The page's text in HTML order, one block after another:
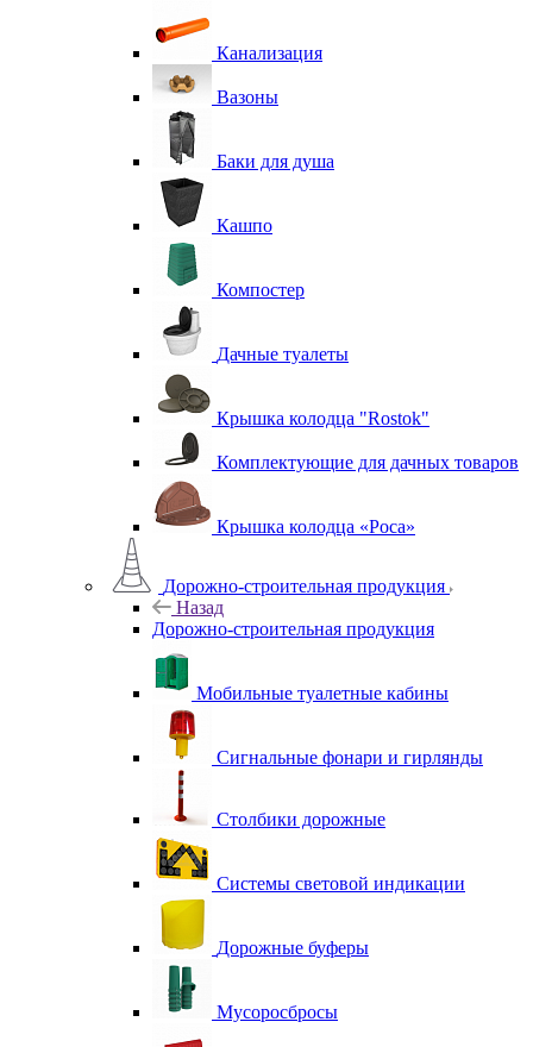
Канализация
Вазоны
Баки для душа
Кашпо
Компостер
Дачные туалеты
Крышка колодца "Rostok"
Комплектующие для дачных товаров
Крышка колодца «Роса»
Дорожно-строительная продукция
Назад
Дорожно-строительная продукция
Мобильные туалетные кабины
Сигнальные фонари и гирлянды
Столбики дорожные
Системы световой индикации
Дорожные буферы
Мусоросбросы